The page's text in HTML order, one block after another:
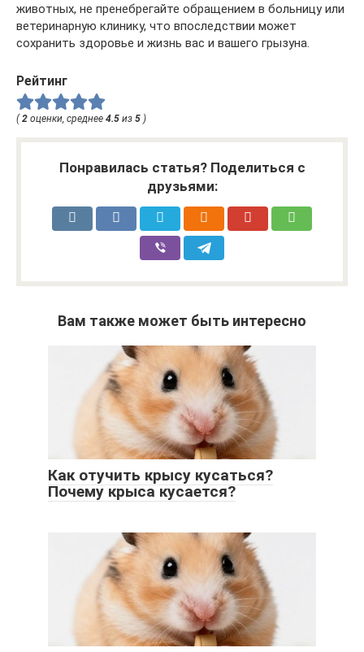
животных, не пренебрегайте обращением в больницу или
ветеринарную клинику, что впоследствии может
сохранить здоровье и жизнь вас и вашего грызуна.
Рейтинг
( 2 оценки, среднее 4.5 из 5 )
Понравилась статья? Поделиться с
друзьями:
Вам также может быть интересно
Как отучить крысу кусаться?
Почему крыса кусается?